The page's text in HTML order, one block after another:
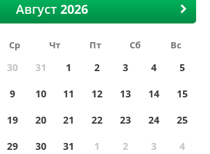
Август
Ср Чт Пт Сб Вс
30 31 1 2 3 4
5
9 10 11 12 13 14
15
19 20 21 22 23 24
25
29 30 31 1 2 3
4